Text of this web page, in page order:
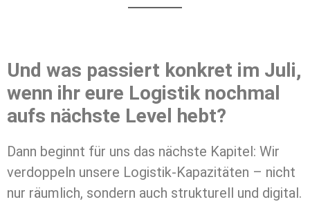
Und was passiert konkret im Juli,
wenn ihr eure Logistik nochmal
aufs nächste Level hebt?
Dann beginnt für uns das nächste Kapitel: Wir
verdoppeln unsere Logistik-Kapazitäten – nicht
nur räumlich, sondern auch strukturell und digital.